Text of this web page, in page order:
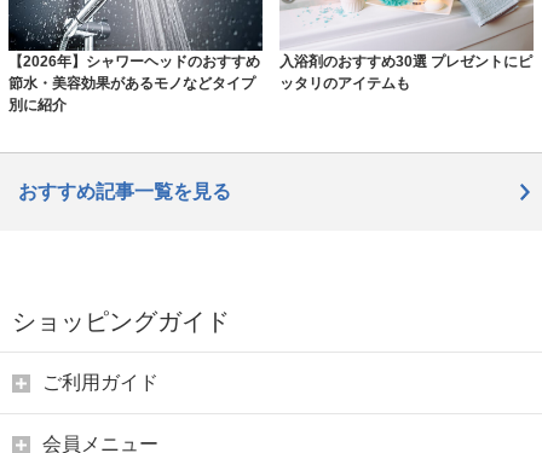
【2026年】シャワーヘッドのおすすめ
節水・美容効果があるモノなどタイプ
別に紹介
入浴剤のおすすめ30選 プレゼントにピ
ッタリのアイテムも
おすすめ記事一覧を見る
ショッピングガイド
ご利用ガイド
会員メニュー